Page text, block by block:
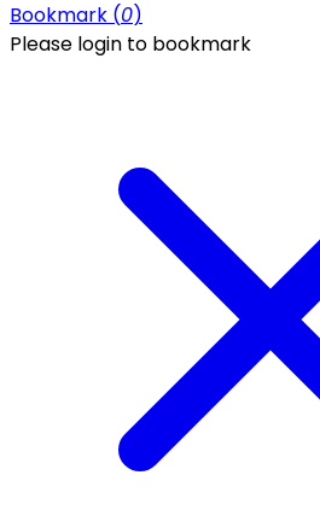
Bookmark (0)
Please login to bookmark